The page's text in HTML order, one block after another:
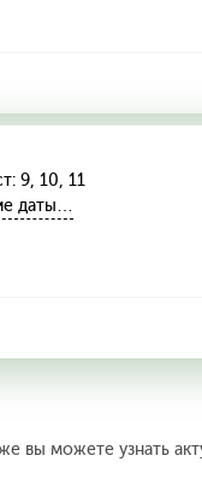
9, 10, 11
даты…
вы можете узнать